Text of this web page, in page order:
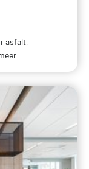
asfalt,